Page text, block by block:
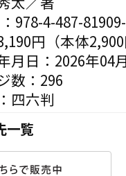
978-4-487-
円（本体2,900
月日：2026年04
数：296
四六判
一覧